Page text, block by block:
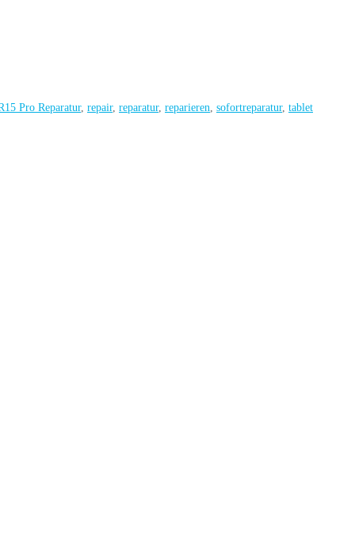
Pro Reparatur, repair, reparatur, reparieren, sofortreparatur, tablet